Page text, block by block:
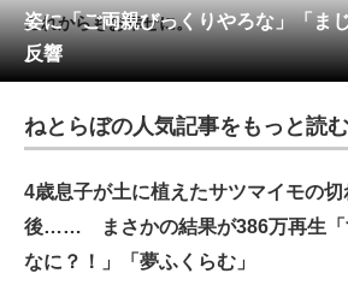
メディア
注目記事を集めた総合ページ
ITの今と未来を見通す
スマホと通信の最新トレンド
進化するPCとデバイスの未来
姿に「ご両親びっくりやろな」「ま
反響
これからもお幸せに。
ねとらぼの人気記事をもっと読む
4歳息子が土に植えたサツマイモの切
後…… まさかの結果が386万再生「
なに？！」「夢ふくらむ」